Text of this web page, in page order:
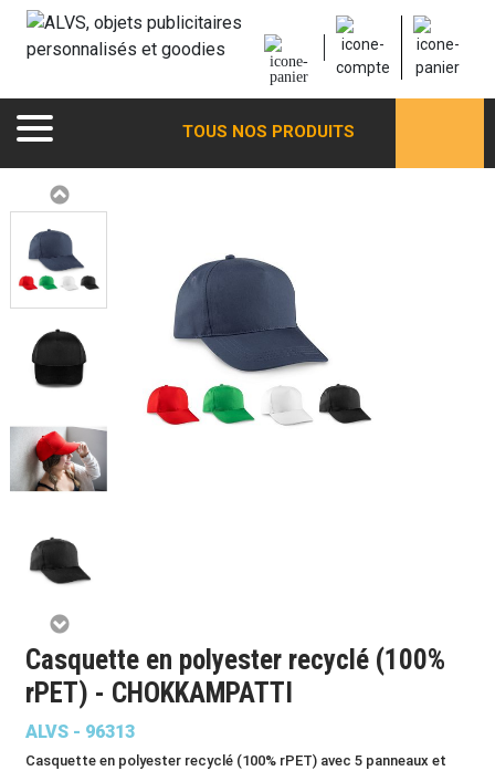
TOUS NOS PRODUITS
Casquette en polyester recyclé (100%
rPET) - CHOKKAMPATTI
ALVS - 96313
Casquette en polyester recyclé (100% rPET) avec 5 panneaux et